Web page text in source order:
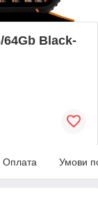
Black-
Оплата Умови